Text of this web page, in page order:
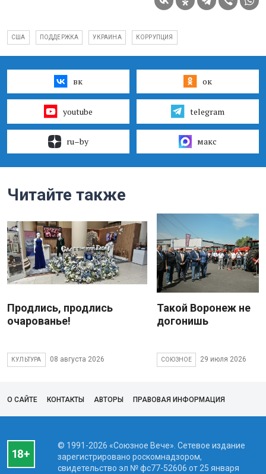
США ПОДДЕРЖКА УКРАИНА КОРРУПЦИЯ
вк ок
youtube telegram
ru–by макс
Читайте также
Продлись, продлись
очарованье!
КУЛЬТУРА 08 августа 2026
Такой Воронеж не
догонишь
СОЮЗНОЕ 29 июля 2026
О САЙТЕ КОНТАКТЫ АВТОРЫ ПРАВОВАЯ ИНФОРМАЦИЯ
© 1991-2026 «Союзное Вече». Сетевое издание
зарегистрировано роскомнадзором,
свидетельство эл № фc77-52606 от 25 января